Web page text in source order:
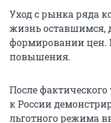
Уход с рынка ряда
жизнь оставшимся,
формировании цен.
повышения.
После фактического
к России
льготного режима